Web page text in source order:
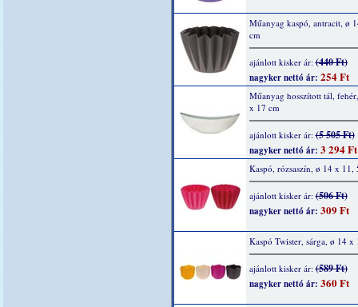
Műanyag kaspó, antracit, ø
cm
ajánlott kisker ár:(440 Ft)
nagyker nettó ár: 254 Ft
Műanyag hosszított tál,
x 17 cm
ajánlott kisker ár:(5 505 Ft)
nagyker nettó ár: 3 294 Ft
Kaspó, rózsaszín, ø 14 x 11,
ajánlott kisker ár:(506 Ft)
nagyker nettó ár: 309 Ft
Kaspó Twister, sárga, ø 14 x
ajánlott kisker ár:(589 Ft)
nagyker nettó ár: 360 Ft